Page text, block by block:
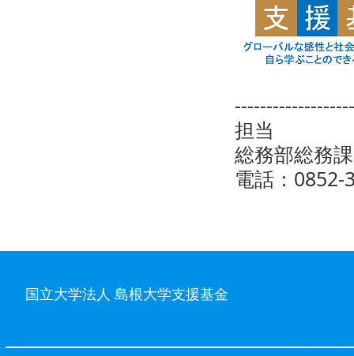
担当
総務部総務
電話：0852-
国立大学法人 島根大学支援基金